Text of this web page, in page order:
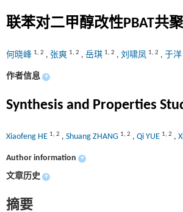
联苯对二甲醇改性PBAT共
何晓峰 1, 2 , 张爽 1, 2 , 岳琪 1, 2 , 刘啸凤 1, 2 , 于洋
作者信息 +
Synthesis and Properties
Xiaofeng HE 1, 2 , Shuang ZHANG 1, 2 , Qi YUE 1, 2 ,
Author information +
文章历史 +
摘要